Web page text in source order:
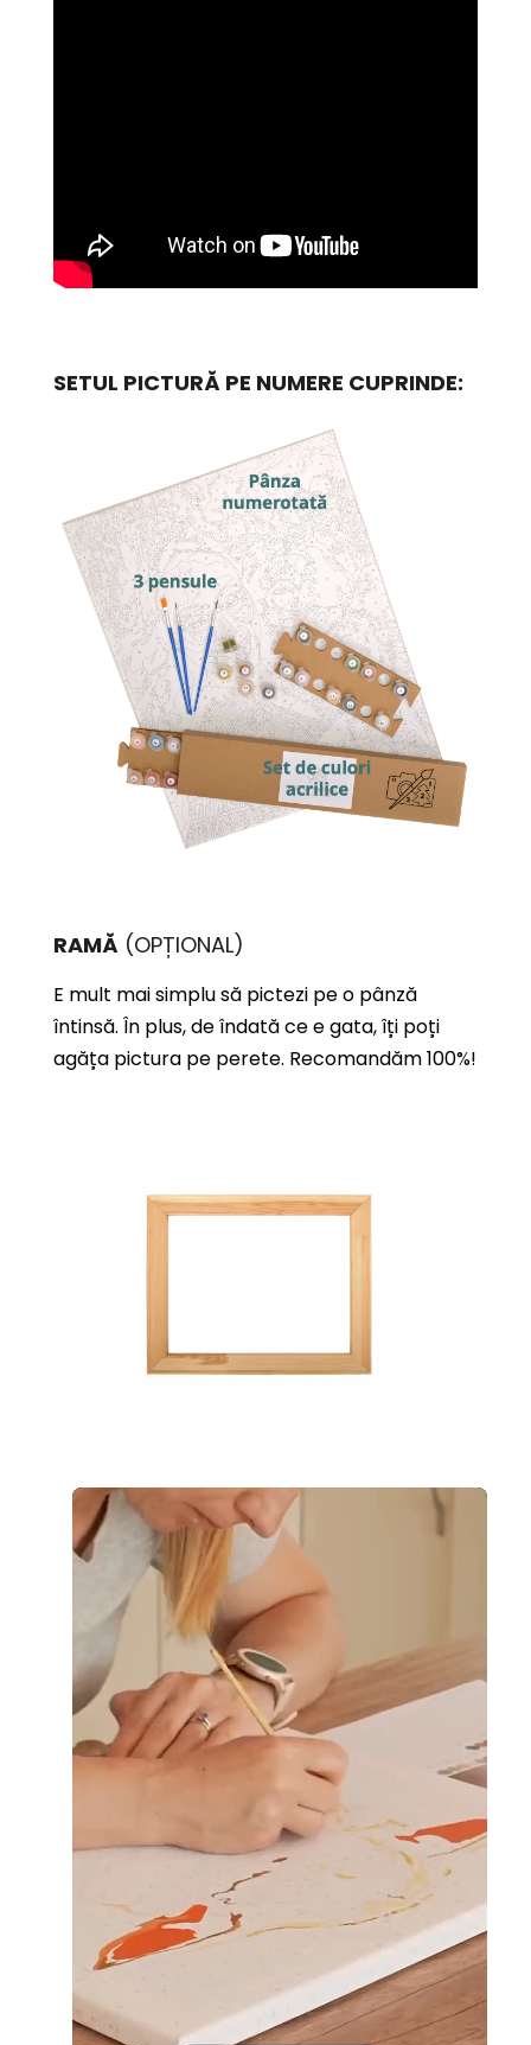
SETUL PICTURĂ PE NUMERE CUPRINDE:
RAMĂ (OPȚIONAL)
E mult mai simplu să pictezi pe o pânză
întinsă. În plus, de îndată ce e gata, îți poți
agăța pictura pe perete. Recomandăm 100%!